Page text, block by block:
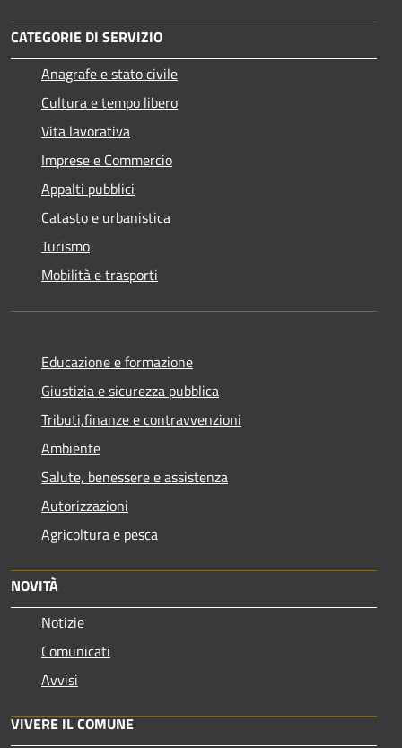
CATEGORIE DI SERVIZIO
Anagrafe e stato civile
Cultura e tempo libero
Vita lavorativa
Imprese e Commercio
Appalti pubblici
Catasto e urbanistica
Turismo
Mobilità e trasporti
Educazione e formazione
Giustizia e sicurezza pubblica
Tributi,finanze e contravvenzioni
Ambiente
Salute, benessere e assistenza
Autorizzazioni
Agricoltura e pesca
NOVITÀ
Notizie
Comunicati
Avvisi
VIVERE IL COMUNE